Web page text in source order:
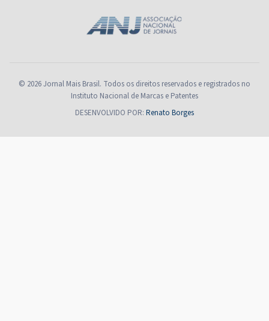
© 2026 Jornal Mais Brasil. Todos os direitos reservados e registrados no
Instituto Nacional de Marcas e Patentes
DESENVOLVIDO POR: Renato Borges